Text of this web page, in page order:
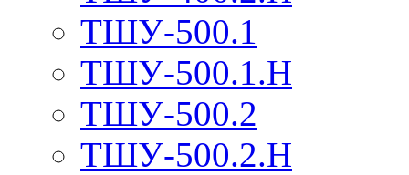
ТШУ-500.1
ТШУ-500.1.Н
ТШУ-500.2
ТШУ-500.2.Н